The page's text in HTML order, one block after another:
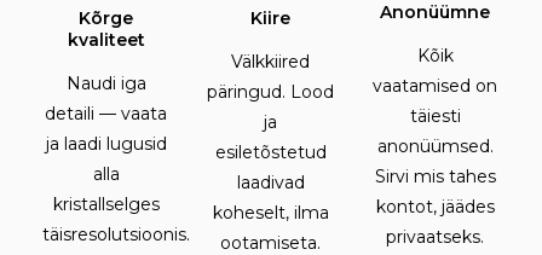
Kõrge
kvaliteet
Naudi iga
detaili — vaata
ja laadi lugusid
alla
kristallselges
täisresolutsioonis.
Kiire
Välkkiired
päringud. Lood
ja
esiletõstetud
laadivad
koheselt, ilma
ootamiseta.
Anonüümne
Kõik
vaatamised on
täiesti
anonüümsed.
Sirvi mis tahes
kontot, jäädes
privaatseks.